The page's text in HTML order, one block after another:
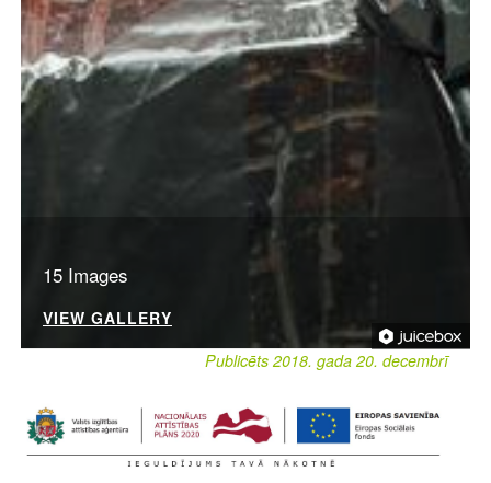
15 Images
VIEW GALLERY
Publicēts 2018. gada 20. decembrī